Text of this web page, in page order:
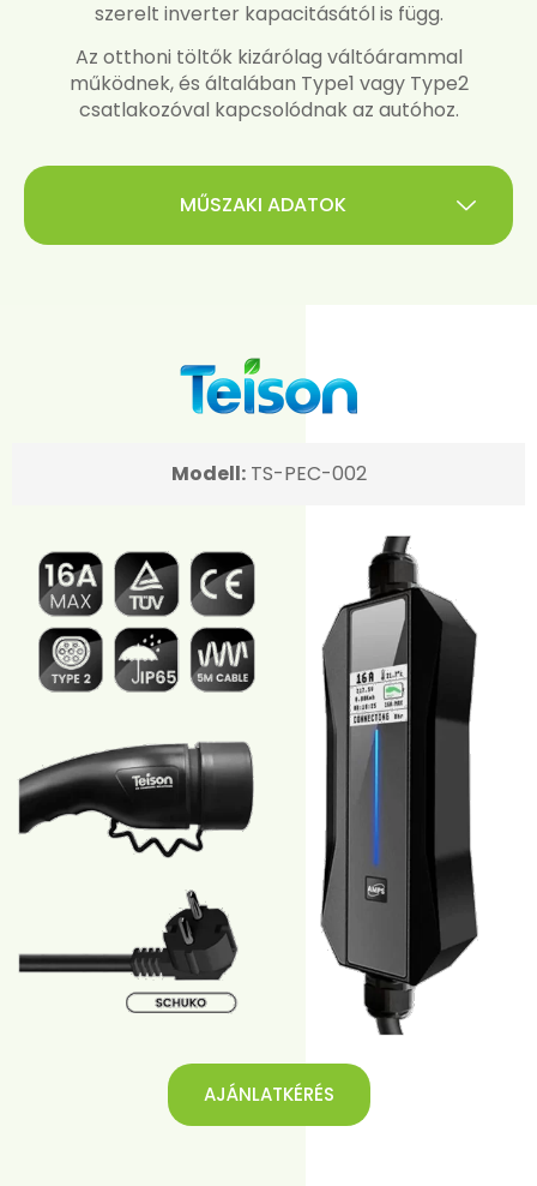
szerelt inverter kapacitásától is függ.
Az otthoni töltők kizárólag váltóárammal
működnek, és általában Type1 vagy Type2
csatlakozóval kapcsolódnak az autóhoz.
MŰSZAKI ADATOK
Modell:TS-PEC-002
AJÁNLATKÉRÉS